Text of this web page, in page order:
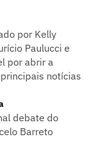
por Kelly
Paulucci e
por abrir a
notícias
debate do
Barreto